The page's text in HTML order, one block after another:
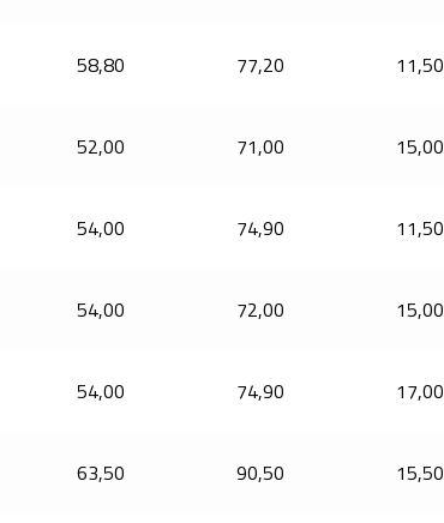
58,80 77,20 11,50
52,00 71,00 15,00
54,00 74,90 11,50
54,00 72,00 15,00
54,00 74,90 17,00
63,50 90,50 15,50